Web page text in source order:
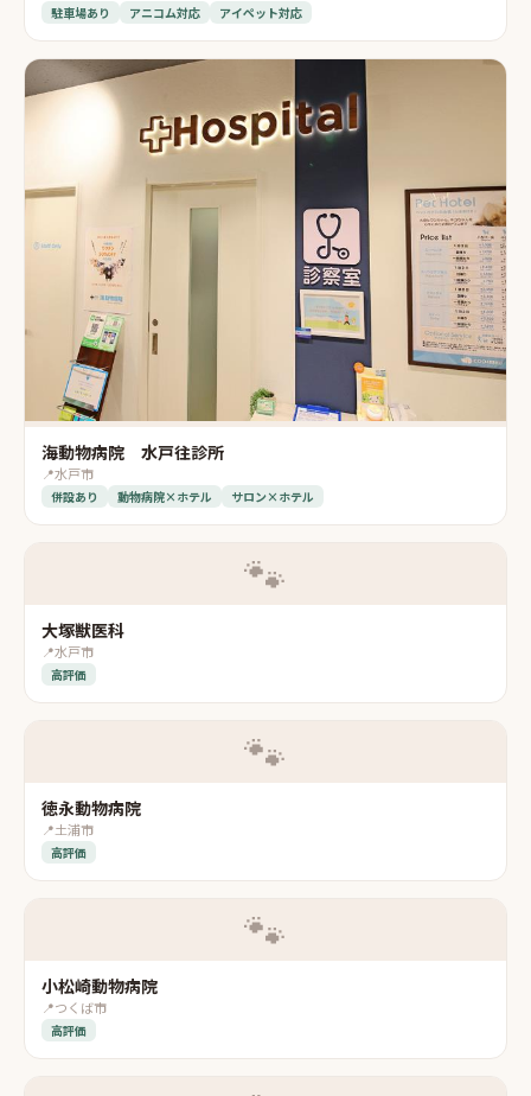
駐車場あり アニコム対応 アイペット対応
海動物病院 水戸往診所
📍水戸市
併設あり 動物病院×ホテル サロン×ホテル
🐾
大塚獣医科
📍水戸市
高評価
🐾
徳永動物病院
📍土浦市
高評価
🐾
小松崎動物病院
📍つくば市
高評価